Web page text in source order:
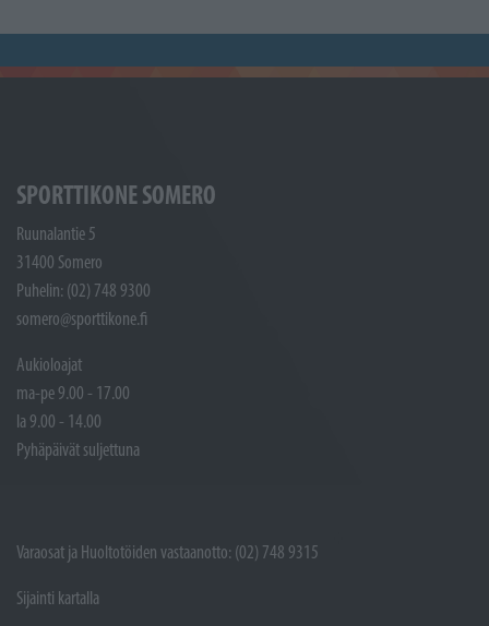
SPORTTIKONE SOMERO
Ruunalantie 5
31400 Somero
Puhelin: (02) 748 9300
somero@sporttikone.fi
Aukioloajat
ma-pe 9.00 - 17.00
la 9.00 - 14.00
Pyhäpäivät suljettuna
Varaosat ja Huoltotöiden vastaanotto: (02) 748 9315
Sijainti kartalla